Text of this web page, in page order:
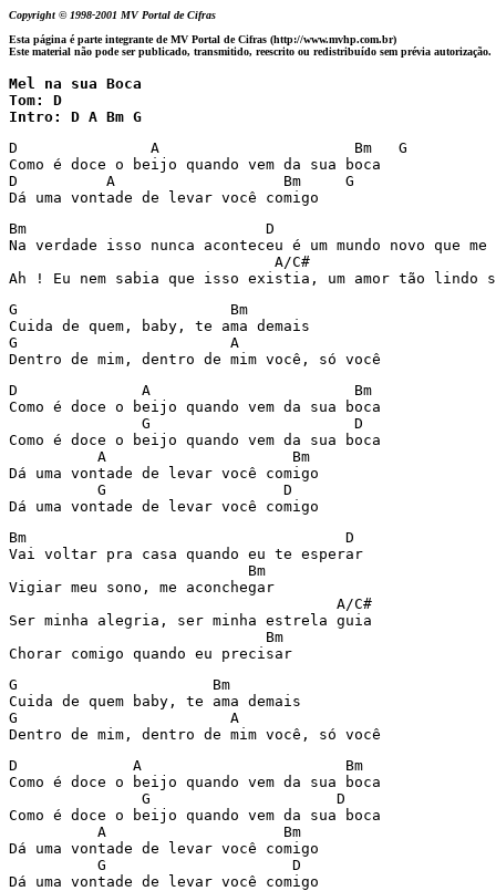
Copyright © 1998-2001 MV Portal de Cifras
Esta página é parte integrante de MV Portal de Cifras (http://www.mvhp.com.br)
Este material não pode ser publicado, transmitido, reescrito ou redistribuído sem prévia autorização.
Mel na sua Boca
Tom: D
Intro: D A Bm G
D               A                      Bm   G
Como é doce o beijo quando vem da sua boca
D          A                   Bm     G
Dá uma vontade de levar você comigo
Bm                           D
Na verdade isso nunca aconteceu é um mundo novo que me
A/C#
Ah ! Eu nem sabia que isso existia, um amor tão lindo
G                        Bm
Cuida de quem, baby, te ama demais
G                        A
D              A                       Bm
Como é doce o beijo quando vem da sua boca
               G                       D
Como é doce o beijo quando vem da sua boca
          A                     Bm
Dá uma vontade de levar você comigo
          G                    D
Dá uma vontade de levar você comigo
Bm                                    D
Vai voltar pra casa quando eu te esperar
                           Bm
Vigiar meu sono, me aconchegar
                                     A/C#
Ser minha alegria, ser minha estrela guia
                             Bm
Chorar comigo quando eu precisar
G                      Bm
Cuida de quem baby, te ama demais
G                        A
Dentro de mim, dentro de mim você, só você
D             A                       Bm
Como é doce o beijo quando vem da sua boca
               G                     D
Como é doce o beijo quando vem da sua boca
          A                    Bm
Dá uma vontade de levar você comigo
          G                     D
Dá uma vontade de levar você comigo